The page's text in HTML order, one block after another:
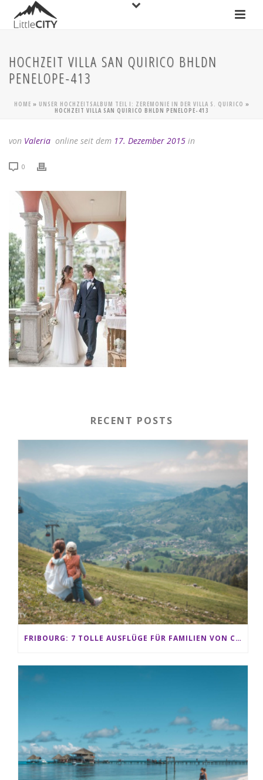
HOCHZEIT VILLA SAN QUIRICO BHLDN
PENELOPE-413
HOME » UNSER HOCHZEITSALBUM TEIL I: ZEREMONIE IN DER VILLA S. QUIRICO »
HOCHZEIT VILLA SAN QUIRICO BHLDN PENELOPE-413
von Valeria online seit dem 17. Dezember 2015 in
0
RECENT POSTS
FRIBOURG: 7 TOLLE AUSFLÜGE FÜR FAMILIEN VON CHARMEY BIS LES PACCOTS